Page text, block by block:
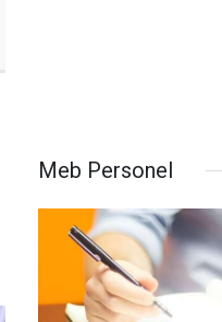
Meb Personel